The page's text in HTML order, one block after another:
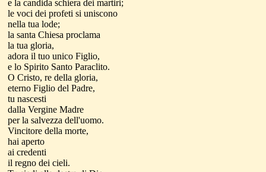
e la candida schiera dei martiri;
le voci dei profeti si uniscono
nella tua lode;
la santa Chiesa proclama
la tua gloria,
adora il tuo unico Figlio,
e lo Spirito Santo Paraclito.
O Cristo, re della gloria,
eterno Figlio del Padre,
tu nascesti
dalla Vergine Madre
per la salvezza dell'uomo.
Vincitore della morte,
hai aperto
ai credenti
il regno dei cieli.